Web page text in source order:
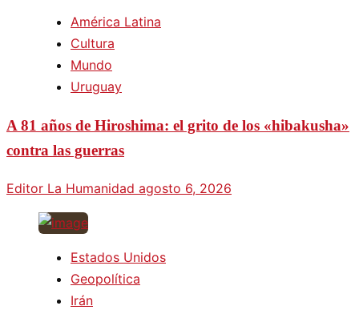
América Latina
Cultura
Mundo
Uruguay
A 81 años de Hiroshima: el grito de los «hibakusha»
contra las guerras
Editor La Humanidad agosto 6, 2026
Estados Unidos
Geopolítica
Irán